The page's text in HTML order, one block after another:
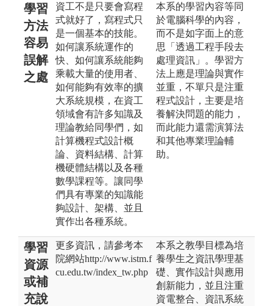
學習
方法
容易
誤解
之處
資工不是只要會寫程
式就好了，寫程式只
是一個基本的技能。
如何讓系統運作的
快、如何讓系統能夠
乘載大量的使用者、
如何能夠有效率的擴
大系統規模，在資工
領域會有許多知識及
理論教給同學們，如
計算機程式設計概
論、資料結構、計算
機硬體結構以及各種
數學課程等。讓同學
們具有專業的知識能
夠設計、架構、並且
實作出各種系統。
本系的學習內容等同
於電腦科學的內容，
而不是如字面上的意
思「透過工程手段去
處理資訊」。學習方
法上應是理論與實作
並重，不單只是注重
程式設計，主要是培
養解決問題的能力，
而此能力還需演算法
和其他專業理論輔
助。
學習
資源
或補
充說
更多資訊，請參考本
院網站http://www.istm.f
cu.edu.tw/index_tw.php
本系之教學目標為培
養學生之資訊學理基
礎、實作設計與應用
創新能力，並且注重
資電整合、資訊系統